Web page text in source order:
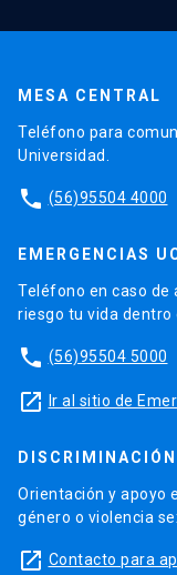
MESA CENTRAL
Teléfono para
Universidad.
phone (56)95504 4000
EMERGENCIAS
Teléfono en caso de
riesgo tu vida dentro
phone (56)95504 5000
launch Ir al sitio de
Orientación y apoyo
género o violencia
launch Contacto para